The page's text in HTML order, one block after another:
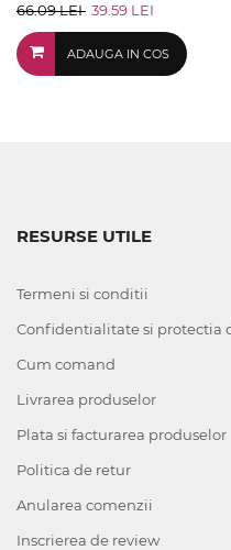
66.09 LEI 39.59 LEI
ADAUGA IN COS
RESURSE UTILE
Termeni si conditii
Confidentialitate si protectia
Cum comand
Livrarea produselor
Plata si facturarea produselor
Politica de retur
Anularea comenzii
Inscrierea de review